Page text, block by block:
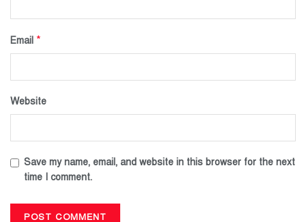
Email *
Website
Save my name, email, and website in this browser for the next
time I comment.